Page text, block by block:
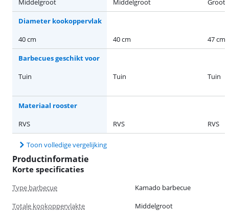
Middelgroot
Middelgroot Groot
Diameter kookoppervlak
40 cm
40 cm 47 cm
Barbecues geschikt voor
Tuin
Tuin Tuin
Materiaal rooster
RVS
RVS RVS
Toon volledige vergelijking
Productinformatie
Korte specificaties
Type barbecue
Kamado barbecue
Totale kookoppervlakte
Middelgroot